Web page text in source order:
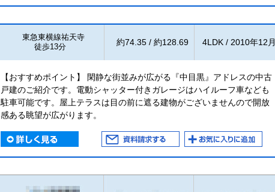
東急東横線祐天寺
徒歩13分
約74.35 / 約128.69 4LDK / 2010年12月
【おすすめポイント】 閑静な街並みが広がる『中目黒』アドレスの中古
戸建のご紹介です。電動シャッター付きガレージはハイルーフ車なども
駐車可能です。屋上テラスは目の前に遮る建物がございませんので開放
感ある眺望が広がります。